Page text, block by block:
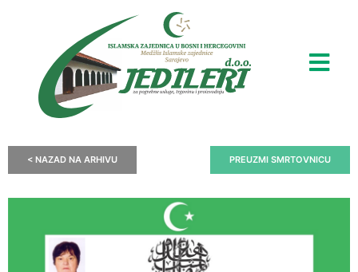
< NAZAD NA ARHIVU PREUZMI SMRTOVNICU